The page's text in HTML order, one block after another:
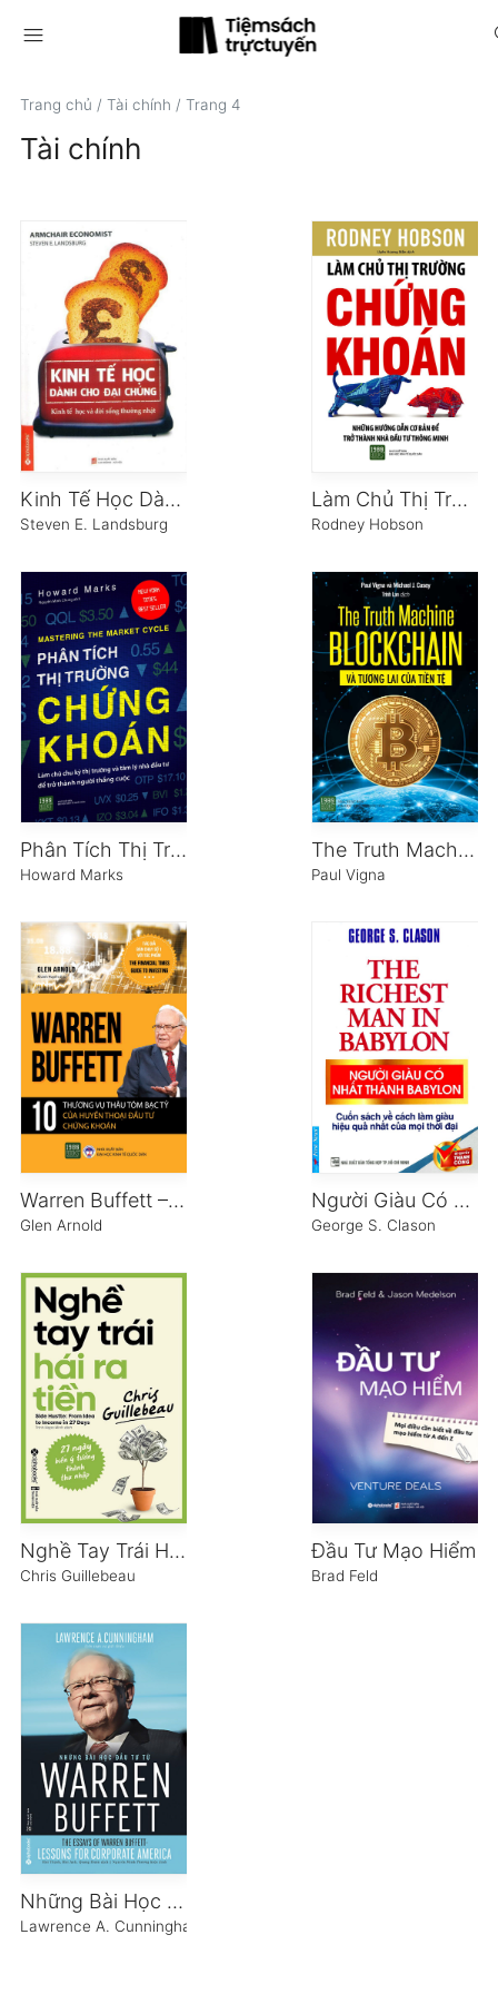
menu
Trang chủ / Tài chính / Trang 4
Tài chính
Kinh Tế Học Dành Cho Đại Chúng
Steven E. Landsburg
Làm Chủ Thị Trường Chứng Khoán
Rodney Hobson
Phân Tích Thị Trường Chứng Khoán
Howard Marks
The Truth Machine: Blockchain Và Tương Lai Của Tiền Tệ
Paul Vigna
Warren Buffett – 10 Thương Vụ Thâu Tóm Bạc Tỷ Của Huyền Thoại Đầu Tư Chứng Khoán
Glen Arnold
Người Giàu Có Nhất Thành Babylon
George S. Clason
Nghề Tay Trái Hái Ra Tiền
Chris Guillebeau
Đầu Tư Mạo Hiểm
Brad Feld
Những Bài Học Đầu Tư Từ Warren Buffett
Lawrence A. Cunningham